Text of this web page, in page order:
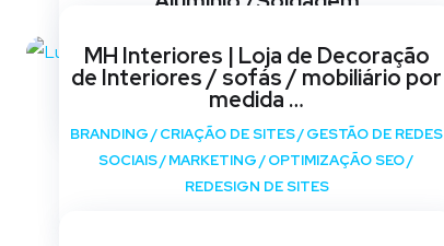
SOCIAIS/ MARKETING/OPTIMIZAÇÃO SEO/
REDESIGN DE SITES
MH Interiores | Loja de Decoração
de Interiores / sofás / mobiliário por
medida …
BRANDING /CRIAÇÃO DE SITES/GESTÃO DE REDES
SOCIAIS/MARKETING/OPTIMIZAÇÃO SEO/
REDESIGN DE SITES